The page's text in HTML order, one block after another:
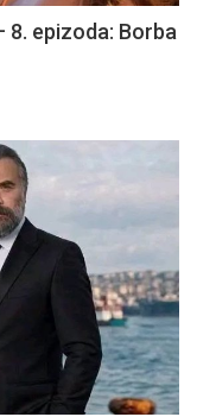
8. epizoda: Borba